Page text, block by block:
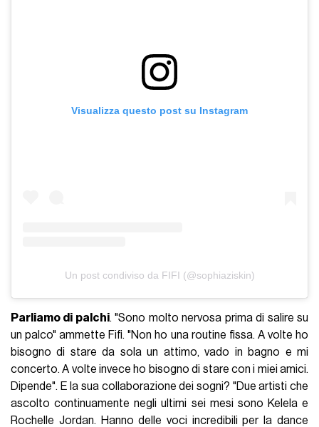
Visualizza questo post su Instagram
Un post condiviso da FIFI (@sophiaziskin)
Parliamo di palchi. "Sono molto nervosa prima di salire su
un palco" ammette Fifi. "Non ho una routine fissa. A volte ho
bisogno di stare da sola un attimo, vado in bagno e mi
concerto. A volte invece ho bisogno di stare con i miei amici.
Dipende". E la sua collaborazione dei sogni? "Due artisti che
ascolto continuamente negli ultimi sei mesi sono Kelela e
Rochelle Jordan. Hanno delle voci incredibili per la dance